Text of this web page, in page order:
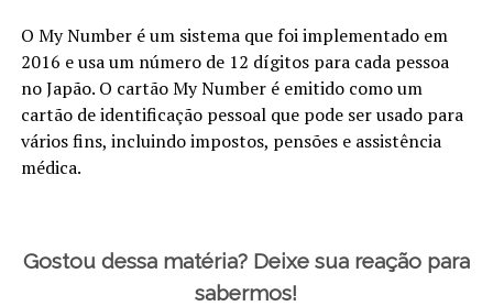
O My Number é um sistema que foi implementado em
2016 e usa um número de 12 dígitos para cada pessoa
no Japão. O cartão My Number é emitido como um
cartão de identificação pessoal que pode ser usado para
vários fins, incluindo impostos, pensões e assistência
médica.
Gostou dessa matéria? Deixe sua reação para
sabermos!